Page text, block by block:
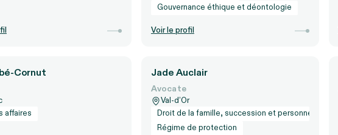
Gouvernance éthique et déontologie
Voir le profil
Cornut
affaires
Jade Auclair
Avocate
Val-d’Or
Droit de la famille, succession et personnes
Régime de protection